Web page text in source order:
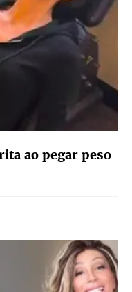
ao pegar peso